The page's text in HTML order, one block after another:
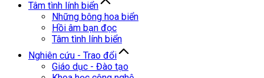
Tâm tình lính biển
Những bông hoa biển
Hồi âm bạn đọc
Tâm tình lính biển
Nghiên cứu - Trao đổi
Giáo dục - Đào tạo